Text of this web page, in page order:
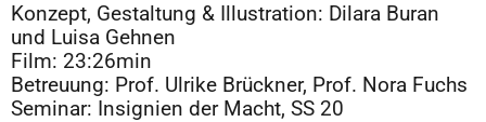
Konzept, Gestaltung & Illustration: Dilara Buran
und Luisa Gehnen
Film: 23:26min
Betreuung: Prof. Ulrike Brückner, Prof. Nora Fuchs
Seminar: Insignien der Macht, SS 20